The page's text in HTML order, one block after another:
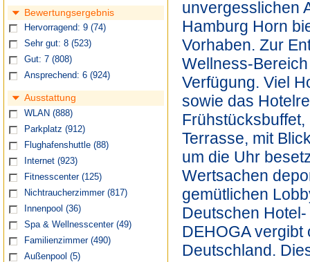
Bewertungsergebnis
Hervorragend: 9 (74)
Sehr gut: 8 (523)
Gut: 7 (808)
Ansprechend: 6 (924)
Ausstattung
WLAN (888)
Parkplatz (912)
Flughafenshuttle (88)
Internet (923)
Fitnesscenter (125)
Nichtraucherzimmer (817)
Innenpool (36)
Spa & Wellnesscenter (49)
Familienzimmer (490)
Außenpool (5)
unvergesslichen
Hamburg Horn
Vorhaben. Zur
Wellness-
Verfügung. Viel
sowie das
Terrasse, mit
um die Uhr
Wertsachen
gemütlichen
Deutschen
DEHOGA vergibt
Deutschland.